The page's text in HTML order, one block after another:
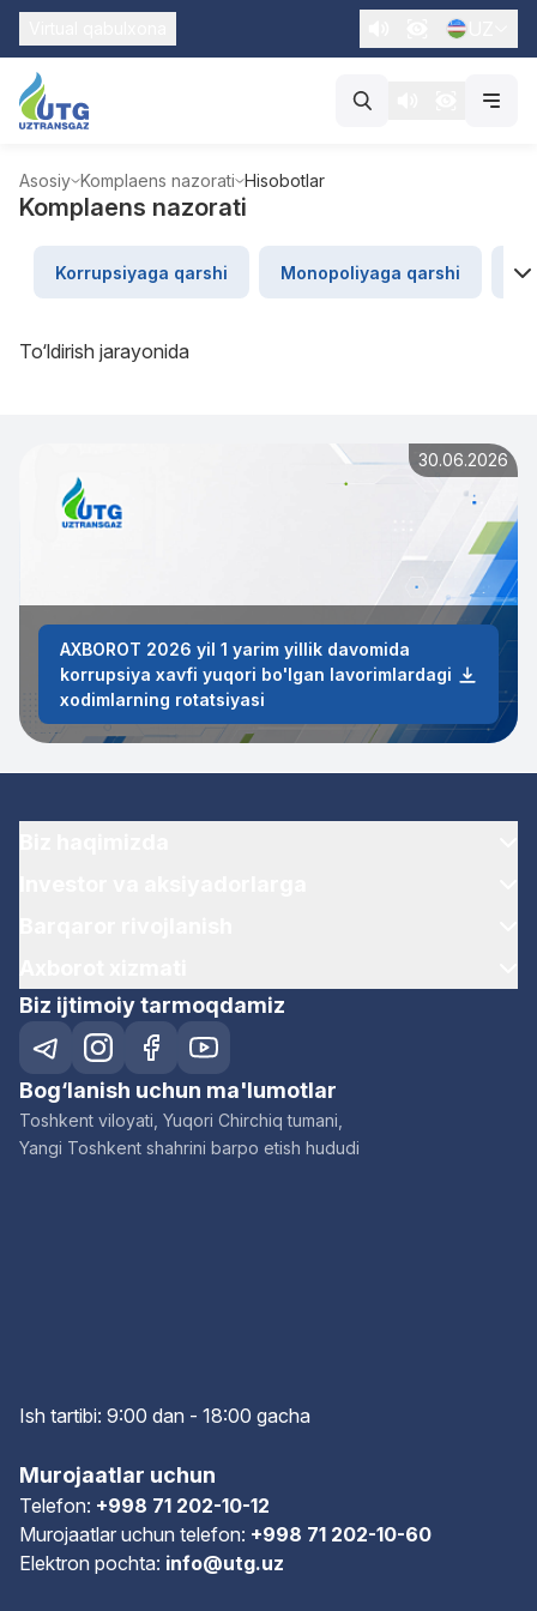
Asosiy Komplaens nazorati Hisobotlar
Komplaens nazorati
Korrupsiyaga qarshi Monopoliyaga qarshi
To‘ldirish jarayonida
30.06.2026
AXBOROT 2026 yil 1 yarim yillik davomida
korrupsiya xavfi yuqori bo'lgan lavorimlardagi
xodimlarning rotatsiyasi
Biz ijtimoiy tarmoqdamiz
Bog‘lanish uchun ma'lumotlar
Toshkent viloyati, Yuqori Chirchiq tumani,
Yangi Toshkent shahrini barpo etish hududi
Ish tartibi: 9:00 dan - 18:00 gacha
Murojaatlar uchun
Telefon: +998 71 202-10-12
Murojaatlar uchun telefon: +998 71 202-10-60
Elektron pochta: info@utg.uz